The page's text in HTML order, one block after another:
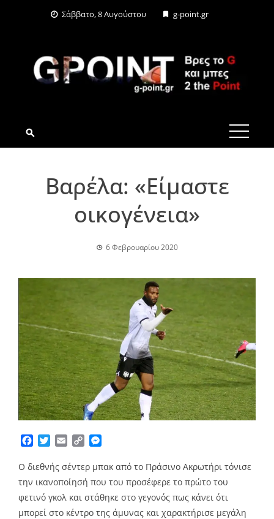
Σάββατο, 8 Αυγούστου g-point.gr
G-POINT.GR
Βαρέλα: «Είμαστε
οικογένεια»
6 Φεβρουαρίου 2020
Facebook
TwitterEmailCopy
Ο διεθνής σέντερ μπακ από το Πράσινο Ακρωτήρι τόνισε
την ικανοποίησή που του προσέφερε το πρώτο του
φετινό γκολ και στάθηκε στο γεγονός πως κάνει ότι
μπορεί στο κέντρο της άμυνας και χαρακτήρισε μεγάλη